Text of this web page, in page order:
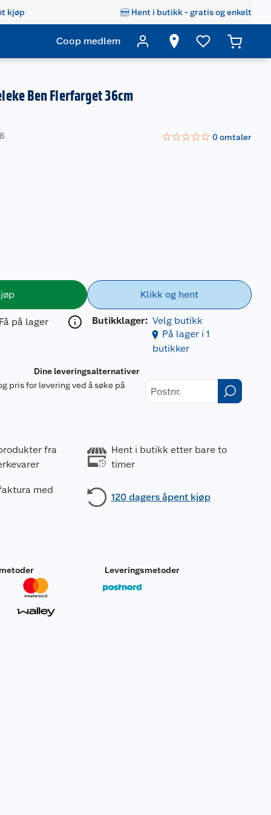
kjøp Hent i butikk - gratis og enkelt
Coop medlem
Ben Flerfarget 36cm
☆☆☆☆☆ 0omtaler
Få på lager
Klikk og hent
Butikklager: Velg butikk
På lager i 1
butikker
Dine leveringsalternativer
pris for levering ved å søke på
fra
Hent i butikk etter bare to
timer
med
120 dagers åpent kjøp
Leveringsmetoder